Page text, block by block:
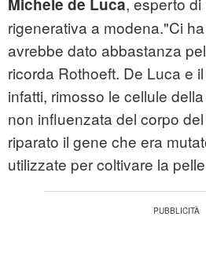
Michele de Luca
rigenerativa a modena."Ci
avrebbe dato abbastanza
ricorda Rothoeft. De Luca e
infatti, rimosso le cellule
non influenzata del corpo
riparato il gene che era
utilizzate per coltivare la